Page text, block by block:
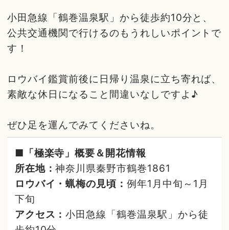
小田急線「鶴巻温泉駅」から徒歩約10分と、
公共交通機関で行けるのもうれしいポイントで
す！
ロウバイ鑑賞前後に日帰り温泉に立ち寄れば、
素敵な休日になること間違いなしですよ♪
ぜひ足を運んでみてくださいね。
■「極楽寺」概要＆開花情報
所在地：神奈川県秦野市鶴巻1861
ロウバイ・蝋梅の見頃：例年1月中旬～1月
下旬
アクセス：小田急線「鶴巻温泉駅」から徒